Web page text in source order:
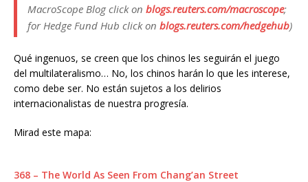
MacroScope Blog click on blogs.reuters.com/macroscope;
for Hedge Fund Hub click on blogs.reuters.com/hedgehub)
Qué ingenuos, se creen que los chinos les seguirán el juego
del multilateralismo… No, los chinos harán lo que les interese,
como debe ser. No están sujetos a los delirios
internacionalistas de nuestra progresía.
Mirad este mapa:
368 – The World As Seen From Chang’an Street